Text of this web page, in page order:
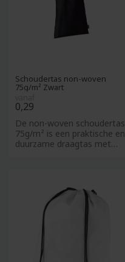
Schoudertas non-woven
75g/m² Zwart
0,29
De non-woven schoudertas
75g/m² is een praktische en
duurzame draagtas met